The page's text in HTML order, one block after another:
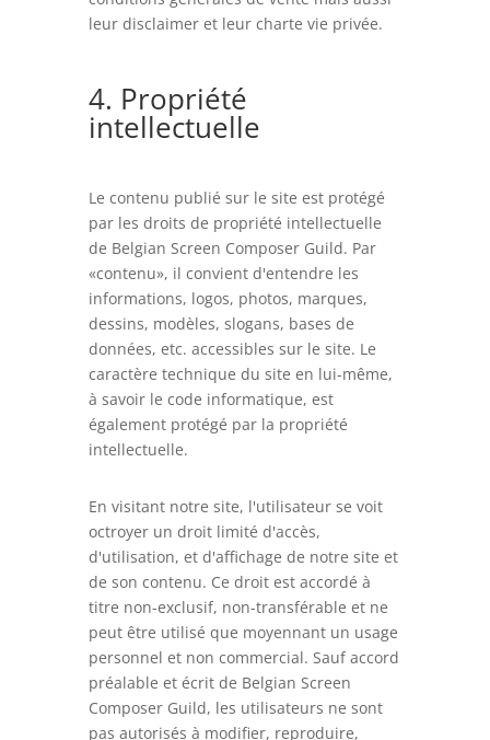
leur disclaimer et leur charte vie privée.
4. Propriété
intellectuelle
Le contenu publié sur le site est protégé
par les droits de propriété intellectuelle
de Belgian Screen Composer Guild. Par
«contenu», il convient d'entendre les
informations, logos, photos, marques,
dessins, modèles, slogans, bases de
données, etc. accessibles sur le site. Le
caractère technique du site en lui-même,
à savoir le code informatique, est
également protégé par la propriété
intellectuelle.
En visitant notre site, l'utilisateur se voit
octroyer un droit limité d'accès,
d'utilisation, et d'affichage de notre site et
de son contenu. Ce droit est accordé à
titre non-exclusif, non-transférable et ne
peut être utilisé que moyennant un usage
personnel et non commercial. Sauf accord
préalable et écrit de Belgian Screen
Composer Guild, les utilisateurs ne sont
pas autorisés à modifier, reproduire,